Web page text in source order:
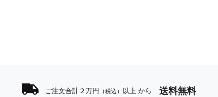
ご注文合計２万円 （税込） 以上 から 送料無料